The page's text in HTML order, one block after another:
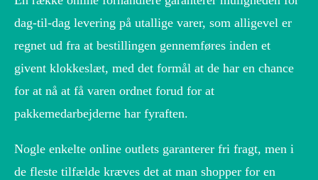
dag-til-dag levering på utallige varer, som alligevel er
regnet ud fra at bestillingen gennemføres inden et
givent klokkeslæt, med det formål at de har en chance
for at nå at få varen ordnet forud for at
pakkemedarbejderne har fyraften.
Nogle enkelte online outlets garanterer fri fragt, men i
de fleste tilfælde kræves det at man shopper for en